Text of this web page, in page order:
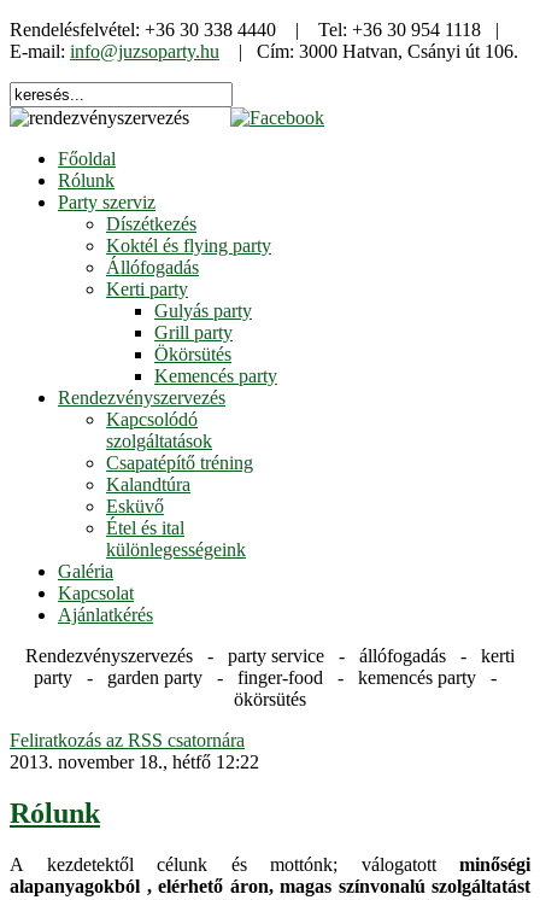
Rendelésfelvétel: +36 30 338 4440 | Tel: +36 30 954 1118 |
E-mail: info@juzsoparty.hu | Cím: 3000 Hatvan, Csányi út 106.
Főoldal
Rólunk
Party szerviz
Díszétkezés
Koktél és flying party
Állófogadás
Kerti party
Gulyás party
Grill party
Ökörsütés
Kemencés party
Rendezvényszervezés
Kapcsolódó
szolgáltatások
Csapatépítő tréning
Kalandtúra
Esküvő
Étel és ital
különlegességeink
Galéria
Kapcsolat
Ajánlatkérés
Rendezvényszervezés - party service - állófogadás - kerti
party - garden party - finger-food - kemencés party -
ökörsütés
Feliratkozás az RSS csatornára
2013. november 18., hétfő 12:22
Rólunk
A kezdetektől célunk és mottónk; válogatott minőségi
alapanyagokból , elérhető áron, magas színvonalú szolgáltatást